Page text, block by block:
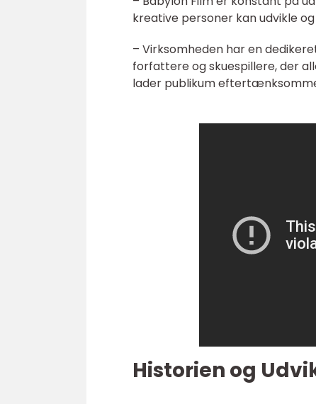
kreative personer kan udvikle
– Virksomheden har en
forfattere og skuespillere, der
lader publikum
Historien og